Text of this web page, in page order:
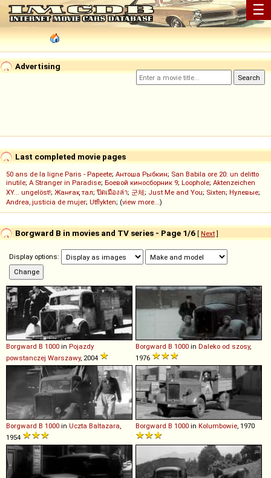
☰
Advertising
Last completed movie pages
50 ans de la ligne Paris - Papeete; Антоша Рыбкин; San Babila ore 20: un delitto
inutile; A Stranger in Paradise; Боевой киносборник 9; Loophole; Aktenzeichen
XY... ungelöst!; Жанғақ тал; ปิดเมืองล่า; 군체; Just Me and You; Sixten; Нулевые;
Andrea, justicia de mujer; Utflykten; (view more...)
Borgward B in movies and TV series - Page 1/6 [ Next]
Display options:
Borgward B 1000 in Pojazdy
powstanczej Warszawy, 2004
Borgward B 1000 in Daleko od szosy,
1976
Borgward B 1000 in Uczta Baltazara
1954
Borgward B 1000 in Kolumbowie , 1970